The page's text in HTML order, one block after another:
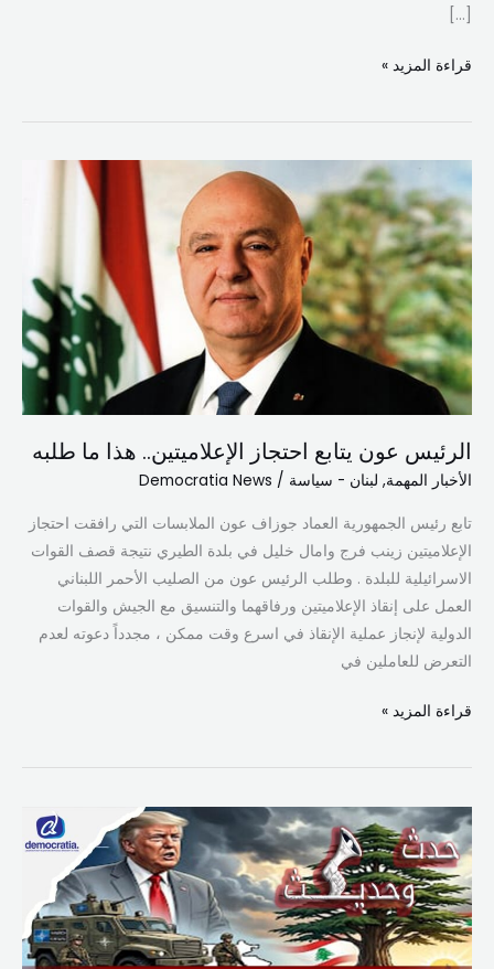
[…]
قراءة المزيد »
الرئيس عون يتابع احتجاز الإعلاميتين.. هذا ما طلبه
الأخبار المهمة, لبنان - سياسة /
Democratia News
تابع رئيس الجمهورية العماد جوزاف عون الملابسات التي رافقت احتجاز
الإعلاميتين زينب فرج وامال خليل في بلدة الطيري نتيجة قصف القوات
الاسرائيلية للبلدة . وطلب الرئيس عون من الصليب الأحمر اللبناني
العمل على إنقاذ الإعلاميتين ورفاقهما والتنسيق مع الجيش والقوات
الدولية لإنجاز عملية الإنقاذ في اسرع وقت ممكن ، مجدداً دعوته لعدم
التعرض للعاملين في
الرئيس
عون
يتابع
احتجاز
الإعلاميتين..
هذا
ما
طلبه
قراءة المزيد »
خطة
ترامب”
لإنقاذ
لبنان:
طريق
ثالث